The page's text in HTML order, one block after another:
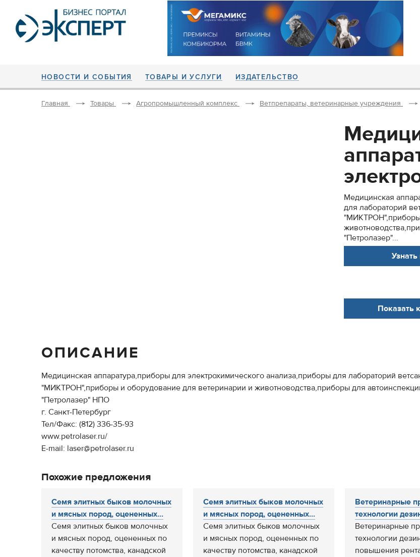
НОВОСТИ И СОБЫТИЯ ТОВАРЫ И УСЛУГИ ИЗДАТЕЛЬСТВО
Главная Товары Агропромышленный комплекс Ветпрепараты, ветеринарные учреждения
Медицинская
для лабораторий
"МИКТРОН",приборы
"Петролазер"...
Узнать
Показать
ОПИСАНИЕ
Медицинская аппаратура,приборы для электрохимического анализа,приборы для лабораторий
"МИКТРОН",приборы и оборудование для ветеринарии и животноводства,приборы для
"Петролазер" НПО
г. Санкт-Петербург
Тел/Факс: (812) 336-35-93
www.petrolaser.ru/
E-mail: laser@petrolaser.ru
Похожие предложения
Семя элитных быков молочных
и мясных пород, оцененных...
Семя элитных быков молочных
и мясных пород, оцененных по
качеству потомства, канадской
Семя элитных быков молочных
и мясных пород, оцененных...
Семя элитных быков молочных
и мясных пород, оцененных по
качеству потомства, канадской
Ветеринарные
технологии
Ветеринарные
технологии
повышения